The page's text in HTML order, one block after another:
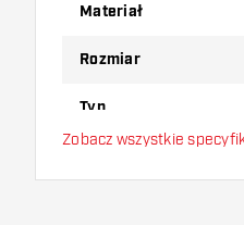
Materiał
Rozmiar
Typ
Zobacz wszystkie